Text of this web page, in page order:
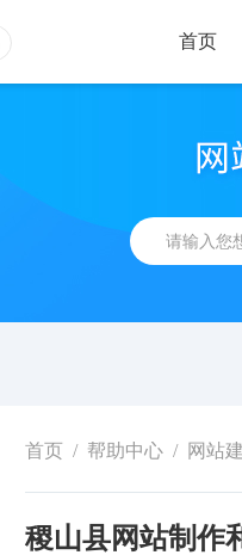
首页
首页 / 帮助中心 / 网站
稷山县网站制作